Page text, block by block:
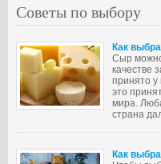
Советы по выбору
Как
Сыр
качестве
принято у
это
мира.
страна
Как